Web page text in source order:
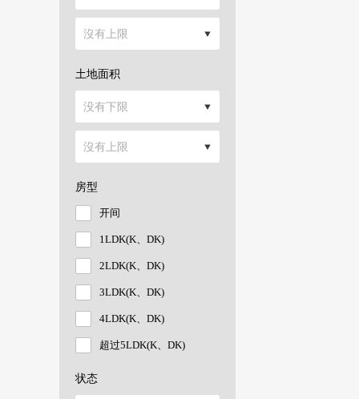
土地面积
房型
开间
1LDK(K、DK)
2LDK(K、DK)
3LDK(K、DK)
4LDK(K、DK)
超过5LDK(K、DK)
状态